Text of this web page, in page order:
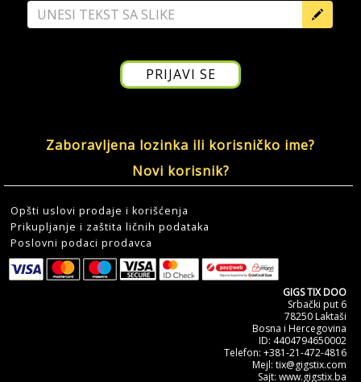
Zaboravljena lozinka ili korisničko ime?
Novi korisnik?
Opšti uslovi prodaje i korišćenja
Prikupljanje i zaštita ličnih podataka
Poslovni podaci prodavca
GIGS TIX DOO
Srbački put 6
78250 Laktaši
Bosna i Hercegovina
ID: 4404794650002
Telefon: +381-21-472-4816
Mejl: tix@gigstix.com
Sajt: www.gigstix.ba